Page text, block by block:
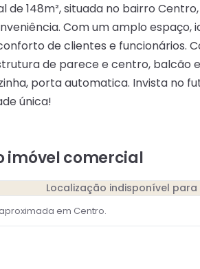
de 148m², situada no bairro
Com um amplo espaço,
de clientes e funcionários.
de parece e centro, balcão
porta automatica. Invista no
única!
imóvel comercial
Localização indisponível para
em Centro.